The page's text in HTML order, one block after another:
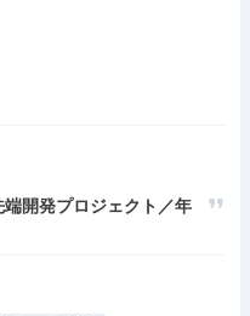
端開発プロジェクト／年